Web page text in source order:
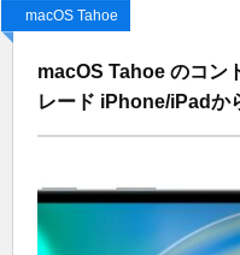
macOS Tahoe
macOS Tahoe のコン
レード iPhone/iPadか